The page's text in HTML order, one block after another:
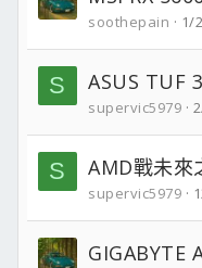
soothepain 1/
S ASUS TUF
supervic5979
S AMD戰未來
supervic5979
GIGABYTE